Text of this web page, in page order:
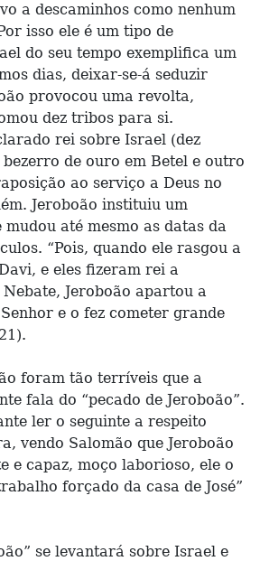
a descaminhos como nenhum
isso ele é um tipo de
do seu tempo exemplifica um
dias, deixar-se-á seduzir
provocou uma revolta,
dez tribos para si.
rei sobre Israel (dez
de ouro em Betel e outro
ao serviço a Deus no
Jeroboão instituiu um
até mesmo as datas da
“Pois, quando ele rasgou a
e eles fizeram rei a
Jeroboão apartou a
e o fez cometer grande
foram tão terríveis que a
fala do “pecado de Jeroboão”.
ler o seguinte a respeito
vendo Salomão que Jeroboão
e capaz, moço laborioso, ele o
forçado da casa de José”
se levantará sobre Israel e